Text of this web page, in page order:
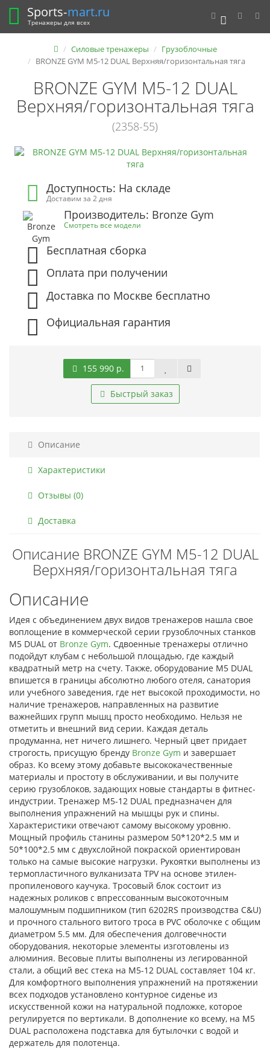
0
Sports-mart.ru
Тренажеры для всех
Силовые тренажеры
Грузоблочные
BRONZE GYM M5-12 DUAL Верхняя/горизонтальная тяга
BRONZE GYM M5-12 DUAL
Верхняя/горизонтальная тяга
(2358-55)
Доступность: На складе
Доставим за 2 дня
Производитель: Bronze Gym
Смотреть все модели
Бесплатная сборка
Оплата при получении
Доставка по Москве бесплатно
Официальная гарантия
155 990 р.
Быстрый заказ
Описание
Характеристики
Отзывы (0)
Доставка
Описание BRONZE GYM M5-12 DUAL
Верхняя/горизонтальная тяга
Описание
Идея с объединением двух видов тренажеров нашла свое
воплощение в коммерческой серии грузоблочных станков
M5 DUAL от Bronze Gym. Сдвоенные тренажеры отлично
подойдут клубам с небольшой площадью, где каждый
квадратный метр на счету. Также, оборудование M5 DUAL
впишется в границы абсолютно любого отеля, санатория
или учебного заведения, где нет высокой проходимости, но
наличие тренажеров, направленных на развитие
важнейших групп мышц просто необходимо. Нельзя не
отметить и внешний вид серии. Каждая деталь
продуманна, нет ничего лишнего. Черный цвет придает
строгость, присущую бренду Bronze Gym и завершает
образ. Ко всему этому добавьте высококачественные
материалы и простоту в обслуживании, и вы получите
серию грузоблоков, задающих новые стандарты в фитнес-
индустрии. Тренажер M5-12 DUAL предназначен для
выполнения упражнений на мышцы рук и спины.
Характеристики отвечают самому высокому уровню.
Мощный профиль станины размером 50*120*2.5 мм и
50*100*2.5 мм с двухслойной покраской ориентирован
только на самые высокие нагрузки. Рукоятки выполнены из
термопластичного вулканизата TPV на основе этилен-
пропиленового каучука. Тросовый блок состоит из
надежных роликов с впрессованным высокоточным
малошумным подшипником (тип 6202RS производства С&U)
и прочного стального витого троса в PVC оболочке с общим
диаметром 5.5 мм. Для обеспечения долговечности
оборудования, некоторые элементы изготовлены из
алюминия. Весовые плиты выполнены из легированной
стали, а общий вес стека на M5-12 DUAL составляет 104 кг.
Для комфортного выполнения упражнений на протяжении
всех подходов установлено контурное сиденье из
искусственной кожи на натуральной подложке, которое
регулируется по вертикали. В дополнение ко всему, на M5
DUAL расположена подставка для бутылочки с водой и
держатель для полотенца.